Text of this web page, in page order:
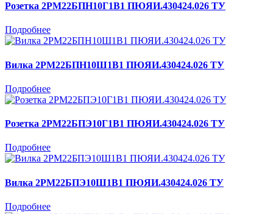
Розетка 2РМ22БПН10Г1В1 ПЮЯИ.430424.026 ТУ
Подробнее
Вилка 2РМ22БПН10Ш1В1 ПЮЯИ.430424.026 ТУ
Подробнее
Розетка 2РМ22БПЭ10Г1В1 ПЮЯИ.430424.026 ТУ
Подробнее
Вилка 2РМ22БПЭ10Ш1В1 ПЮЯИ.430424.026 ТУ
Подробнее